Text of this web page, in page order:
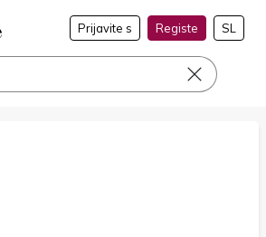
Prijavite s Registe SL